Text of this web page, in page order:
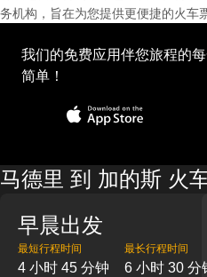
务机构，旨在为您提供更便捷的火车
我们的免费应用伴您旅程的
简单！
马德里 到 加的斯 火
早晨出发
最短行程时间
4 小时 45 分钟
最长行程时间
6 小时 30 分